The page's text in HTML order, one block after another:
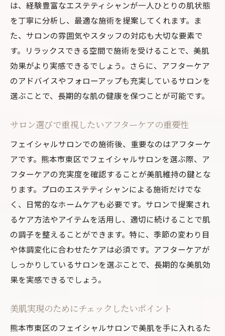
は、経験豊富なエステティシャンが一人ひとりの肌状態
を丁寧に分析し、最適な施術を提案してくれます。ま
た、サロンの雰囲気やスタッフの対応も大切な要素で
す。リラックスできる空間で施術を受けることで、美肌
効果がより実感できるでしょう。さらに、アフターケア
のアドバイスやフォローアップも充実しているサロンを
選ぶことで、長期的な肌の健康を保つことが可能です。
サロン選びで重視したいアフターケアの重要性
フェイシャルサロンでの施術後、重要なのはアフターケ
アです。熊本市東区でフェイシャルサロンを選ぶ際、ア
フターケアの充実度を確認することが美肌維持の鍵とな
ります。プロのエステティシャンによる施術だけでな
く、日常的なホームケアも必要です。サロンで提案され
るケア方法やアイテムを活用し、適切に続けることで肌
の調子を整えることができます。特に、季節の変わり目
や体調変化に合わせたケアは必須です。アフターケアが
しっかりしているサロンを選ぶことで、長期的な美肌効
果を実感できるでしょう。
美肌実現のためにチェックしたいポイント
熊本市東区のフェイシャルサロンで美肌を手に入れるた